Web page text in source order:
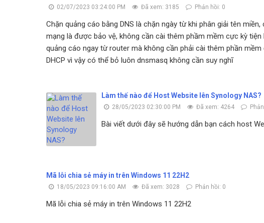
02/07/2023 03:24:00 PM Đã xem: 3185 Phản hồi: 0
Chặn quảng cáo bằng DNS là chặn ngày từ khi phân giải tên
mạng là được bảo vệ, không cần cài thêm phầm mềm cực kỳ
quảng cáo ngay từ router mà không cần phải cài thêm phần
DHCP vì vậy có thể bỏ luôn dnsmasq không cần suy nghĩ
Làm thế nào để Host Website lên Synology NAS?
28/05/2023 02:30:00 PM Đã xem: 4264
Bài viết dưới đây sẽ hướng dẫn bạn cách host
Mã lỗi chia sẻ máy in trên Windows 11 22H2
18/05/2023 09:16:00 AM Đã xem: 3028 Phản hồi: 0
Mã lỗi chia sẻ máy in trên Windows 11 22H2